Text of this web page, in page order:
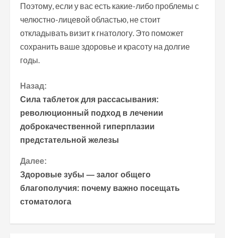
Поэтому, если у вас есть какие-либо проблемы с
челюстно-лицевой областью, не стоит
откладывать визит к гнатологу. Это поможет
сохранить ваше здоровье и красоту на долгие
годы.
П
р
о
о
л
Назад:
Сила таблеток для рассасывания:
революционный подход в лечении
доброкачественной гиперплазии
предстательной железы
Далее:
Здоровые зубы — залог общего
благополучия: почему важно посещать
стоматолога